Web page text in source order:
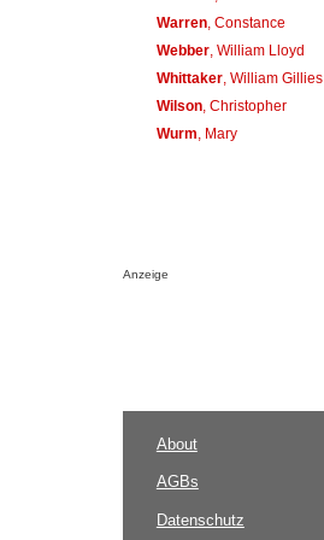
Warren, Constance
Webber, William Lloyd
Whittaker, William Gillies
Wilson, Christopher
Wurm , Mary
Anzeige
About
AGBs
Datenschutz